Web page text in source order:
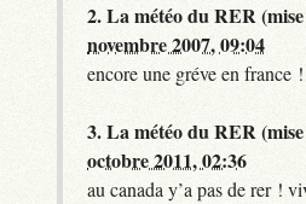
2.La météo du RER
novembre 2007, 09:04
encore une gréve en france
3.La météo du RER
octobre 2011, 02:36
au canada y’a pas de rer !